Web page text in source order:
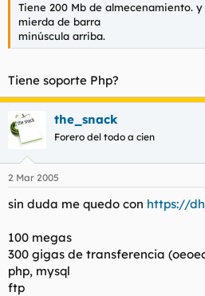
Tiene 200 Mb de almecenamiento.
mierda de barra
minúscula arriba.
Tiene soporte Php?
the_snack
Forero del todo a cien
2 Mar 2005
sin duda me quedo con https://
100 megas
300 gigas de transferencia
php, mysql
ftp